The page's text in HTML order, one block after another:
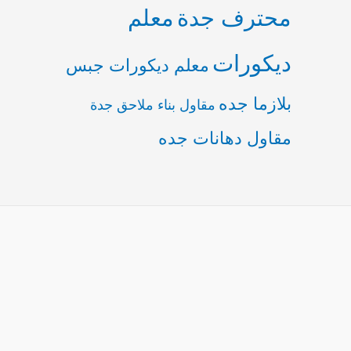
محترف جدة معلم
ديكورات معلم ديكورات جبس
بلازما جده مقاول بناء ملاحق جدة
مقاول دهانات جده